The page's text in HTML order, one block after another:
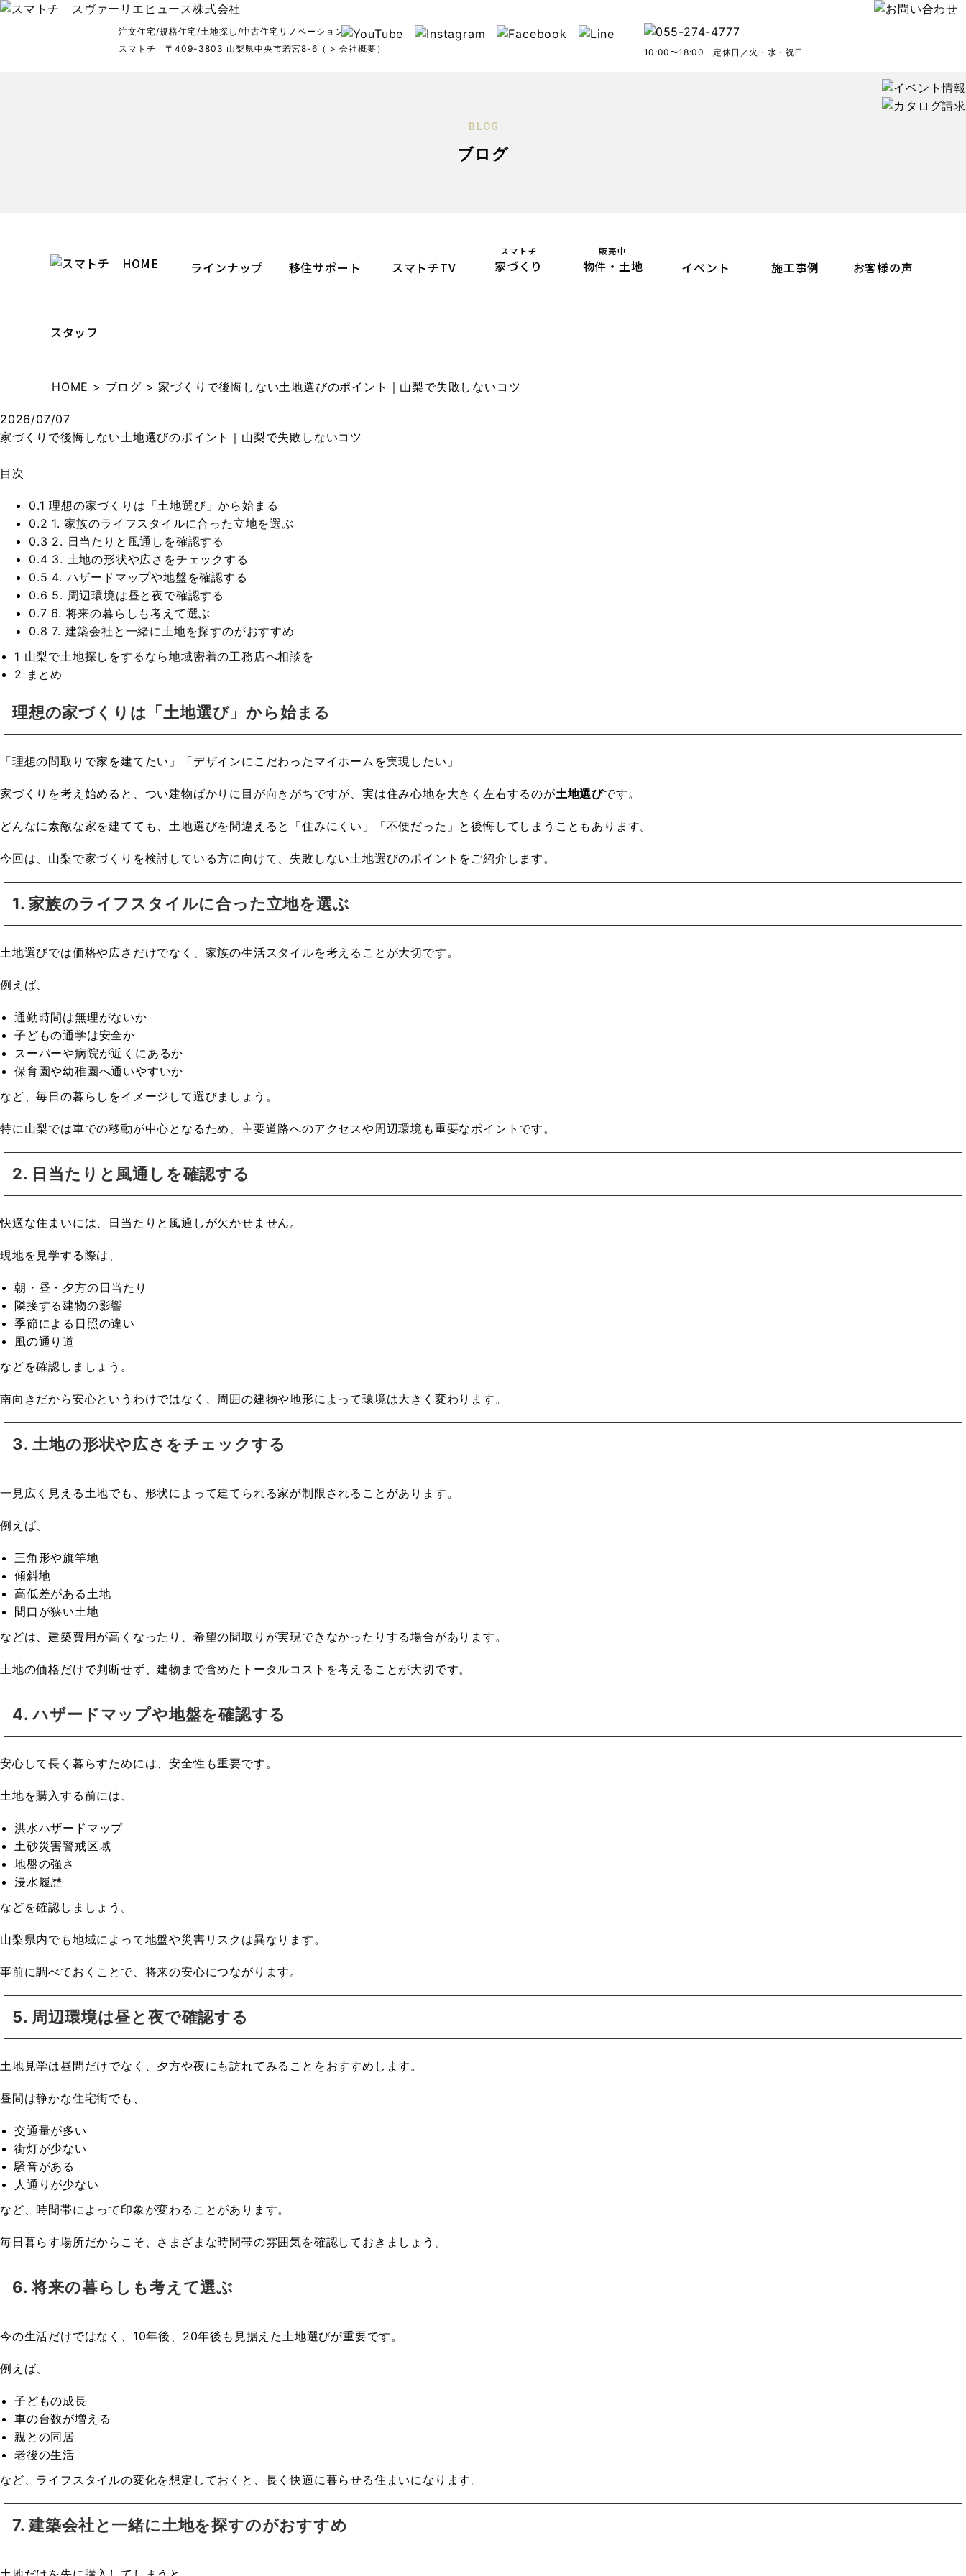
注文住宅/規格住宅/土地探し/中古住宅リノベーション
スマトチ 〒409-3803 山梨県中央市若宮8-6（ > 会社概要 ） 10:00〜18:00 定休日／火・水・祝日
BLOG
ブログ
ラインナップ 移住サポート スマトチTV
スマトチ
家づくり
販売中
物件・土地 イベント 施工事例 お客様の声
スタッフ
HOME > ブログ >家づくりで後悔しない土地選びのポイント｜山梨で失敗しないコツ
2026/07/07
家づくりで後悔しない土地選びのポイント｜山梨で失敗しないコツ
目次
0.1 理想の家づくりは「土地選び」から始まる
0.2 1. 家族のライフスタイルに合った立地を選ぶ
0.3 2. 日当たりと風通しを確認する
0.4 3. 土地の形状や広さをチェックする
0.5 4. ハザードマップや地盤を確認する
0.6 5. 周辺環境は昼と夜で確認する
0.7 6. 将来の暮らしも考えて選ぶ
0.8 7. 建築会社と一緒に土地を探すのがおすすめ
1 山梨で土地探しをするなら地域密着の工務店へ相談を
2 まとめ
理想の家づくりは「土地選び」から始まる
「理想の間取りで家を建てたい」「デザインにこだわったマイホームを実現したい」
家づくりを考え始めると、つい建物ばかりに目が向きがちですが、実は住み心地を大きく左右するのが土地選びです。
どんなに素敵な家を建てても、土地選びを間違えると「住みにくい」「不便だった」と後悔してしまうこともあります。
今回は、山梨で家づくりを検討している方に向けて、失敗しない土地選びのポイントをご紹介します。
1. 家族のライフスタイルに合った立地を選ぶ
土地選びでは価格や広さだけでなく、家族の生活スタイルを考えることが大切です。
例えば、
通勤時間は無理がないか
子どもの通学は安全か
スーパーや病院が近くにあるか
保育園や幼稚園へ通いやすいか
など、毎日の暮らしをイメージして選びましょう。
特に山梨では車での移動が中心となるため、主要道路へのアクセスや周辺環境も重要なポイントです。
2. 日当たりと風通しを確認する
快適な住まいには、日当たりと風通しが欠かせません。
現地を見学する際は、
朝・昼・夕方の日当たり
隣接する建物の影響
季節による日照の違い
風の通り道
などを確認しましょう。
南向きだから安心というわけではなく、周囲の建物や地形によって環境は大きく変わります。
3. 土地の形状や広さをチェックする
一見広く見える土地でも、形状によって建てられる家が制限されることがあります。
例えば、
三角形や旗竿地
傾斜地
高低差がある土地
間口が狭い土地
などは、建築費用が高くなったり、希望の間取りが実現できなかったりする場合があります。
土地の価格だけで判断せず、建物まで含めたトータルコストを考えることが大切です。
4. ハザードマップや地盤を確認する
安心して長く暮らすためには、安全性も重要です。
土地を購入する前には、
洪水ハザードマップ
土砂災害警戒区域
地盤の強さ
浸水履歴
などを確認しましょう。
山梨県内でも地域によって地盤や災害リスクは異なります。
事前に調べておくことで、将来の安心につながります。
5. 周辺環境は昼と夜で確認する
土地見学は昼間だけでなく、夕方や夜にも訪れてみることをおすすめします。
昼間は静かな住宅街でも、
交通量が多い
街灯が少ない
騒音がある
人通りが少ない
など、時間帯によって印象が変わることがあります。
毎日暮らす場所だからこそ、さまざまな時間帯の雰囲気を確認しておきましょう。
6. 将来の暮らしも考えて選ぶ
今の生活だけではなく、10年後、20年後も見据えた土地選びが重要です。
例えば、
子どもの成長
車の台数が増える
親との同居
老後の生活
など、ライフスタイルの変化を想定しておくと、長く快適に暮らせる住まいになります。
7. 建築会社と一緒に土地を探すのがおすすめ